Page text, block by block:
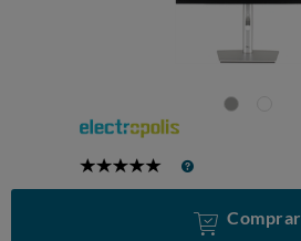
5
Comprar